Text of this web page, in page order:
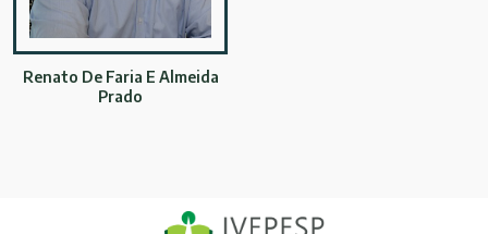
Renato De Faria E Almeida
Prado